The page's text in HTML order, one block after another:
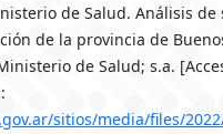
de Salud. Análisis de
de la provincia de
de Salud; s.a.
sitios/media/files/